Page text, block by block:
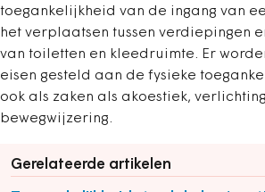
toegankelijkheid van de ingang van
het verplaatsen tussen verdiepingen
van toiletten en kleedruimte. Er
eisen gesteld aan de fysieke
ook als zaken als akoestiek,
bewegwijzering.
Gerelateerde artikelen